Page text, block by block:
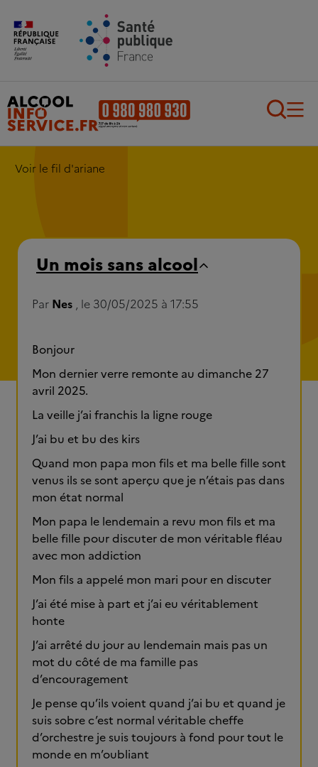
Aller au contenu principal
Voir le fil d'ariane
Un mois sans alcool
Par Nes , le 30/05/2025 à 17:55
Bonjour
Mon dernier verre remonte au dimanche 27
avril 2025.
La veille j’ai franchis la ligne rouge
J’ai bu et bu des kirs
Quand mon papa mon fils et ma belle fille sont
venus ils se sont aperçu que je n’étais pas dans
mon état normal
Mon papa le lendemain a revu mon fils et ma
belle fille pour discuter de mon véritable fléau
avec mon addiction
Mon fils a appelé mon mari pour en discuter
J’ai été mise à part et j’ai eu véritablement
honte
J’ai arrêté du jour au lendemain mais pas un
mot du côté de ma famille pas
d’encouragement
Je pense qu’ils voient quand j’ai bu et quand je
suis sobre c’est normal véritable cheffe
d’orchestre je suis toujours à fond pour tout le
monde en m’oubliant